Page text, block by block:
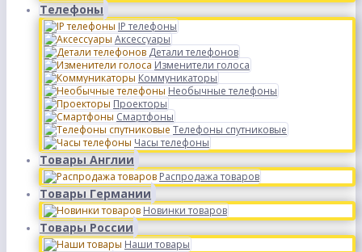
Телефоны
IP телефоны
Аксессуары
Детали телефонов
Изменители голоса
Коммуникаторы
Необычные телефоны
Проекторы
Смартфоны
Телефоны спутниковые
Часы телефоны
Товары Англии
Распродажа товаров
Товары Германии
Новинки товаров
Товары России
Наши товары